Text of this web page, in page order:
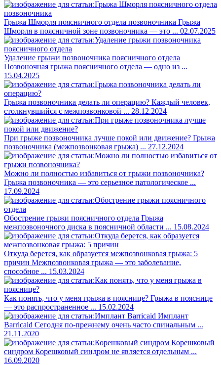
Грыжа Шморля поясничного отдела позвоночника Грыжа
Шморля в поясничной зоне позвоночника — это ... 02.07.2025
Удаление грыжи позвоночника поясничного отдела
Позвоночная грыжа поясничного отдела ― одно из ...
15.04.2025
Грыжа позвоночника делать ли операцию? Каждый человек,
столкнувшийся с межпозвонковой ... 28.12.2024
При грыже позвоночника лучше покой или движение? Грыжа
позвоночника (межпозвонковая грыжа) ... 27.12.2024
Можно ли полностью избавиться от грыжи позвоночника?
Грыжа позвоночника — это серьезное патологическое ...
17.09.2024
Обострение грыжи поясничного отдела Грыжа
межпозвоночного диска в поясничной области ... 15.08.2024
Откуда берется, как образуется межпозвонковая грыжа: 5
причин Межпозвонковая грыжа — это заболевание,
способное ... 15.03.2024
Как понять, что у меня грыжа в пояснице? Грыжа в пояснице
— это распространенное ... 15.02.2024
Имплант
Barricaid Сегодня по-прежнему очень часто спинальным ...
21.11.2020
Корешковый
синдром Корешковый синдром не является отдельным ...
16.09.2020